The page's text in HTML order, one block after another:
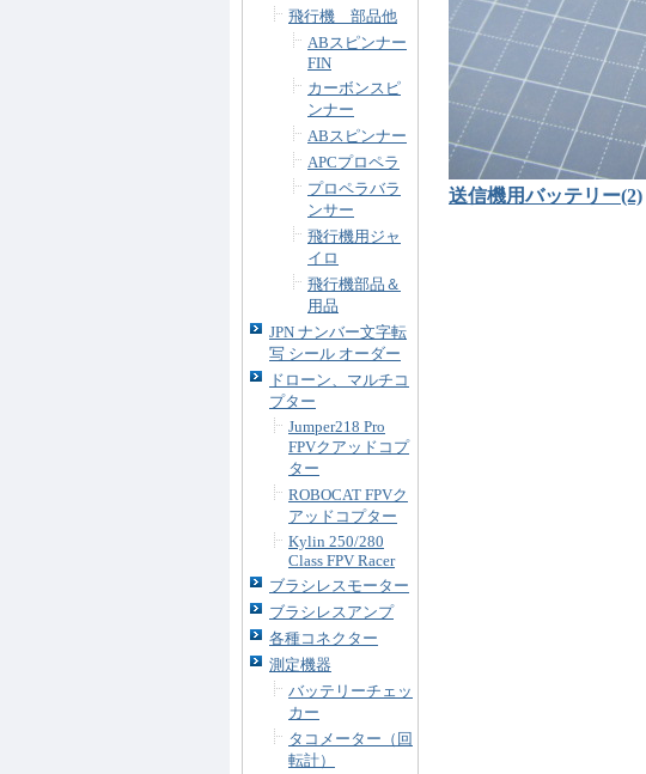
飛行機 部品他
ABスピンナー
FIN
カーボンスピ
ンナー
ABスピンナー
APCプロペラ
プロペラバラ
ンサー
飛行機用ジャ
イロ
飛行機部品＆
用品
JPN ナンバー文字転
写 シール オーダー
ドローン、マルチコ
プター
Jumper218 Pro
FPVクアッドコプ
ター
ROBOCAT FPVク
アッドコプター
Kylin 250/280
Class FPV Racer
ブラシレスモーター
ブラシレスアンプ
各種コネクター
測定機器
バッテリーチェッ
カー
タコメーター（回
転計）
送信機用バッテリー(2)